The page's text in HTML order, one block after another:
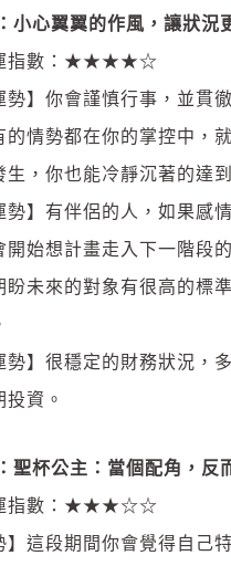
小心翼翼的作風，讓狀況
指數：★★★★☆
勢】你會謹慎行事，並貫
的情勢都在你的掌控中，
生，你也能冷靜沉著的達
勢】有伴侶的人，如果感
開始想計畫走入下一階段
盼未來的對象有很高的標
勢】很穩定的財務狀況，
資。
聖杯公主：當個配角，反
指數：★★★☆☆
】這段期間你會覺得自己